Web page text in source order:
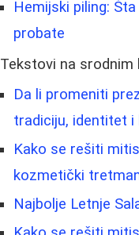
Hemijski piling:
probate
Tekstovi na srodnim
Da li promeniti
tradiciju, identitet i
Kako se rešiti
kozmetički
Najbolje Letnje